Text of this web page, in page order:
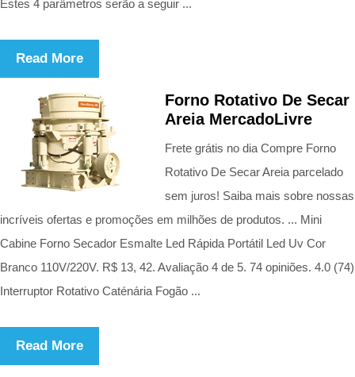
Estes 4 parâmetros serão a seguir ...
Read More
Forno Rotativo De Secar
Areia MercadoLivre
Frete grátis no dia Compre Forno
Rotativo De Secar Areia parcelado
sem juros! Saiba mais sobre nossas
incríveis ofertas e promoções em milhões de produtos. ... Mini
Cabine Forno Secador Esmalte Led Rápida Portátil Led Uv Cor
Branco 110V/220V. R$ 13, 42. Avaliação 4 de 5. 74 opiniões. 4.0 (74)
Interruptor Rotativo Caténária Fogão ...
Read More